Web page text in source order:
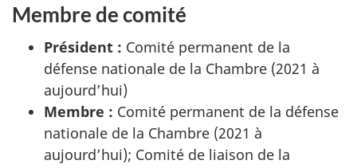
Membre de comité
Président : Comité permanent de la
défense nationale de la Chambre (2021 à
aujourd’hui)
Membre : Comité permanent de la défense
nationale de la Chambre (2021 à
aujourd’hui); Comité de liaison de la